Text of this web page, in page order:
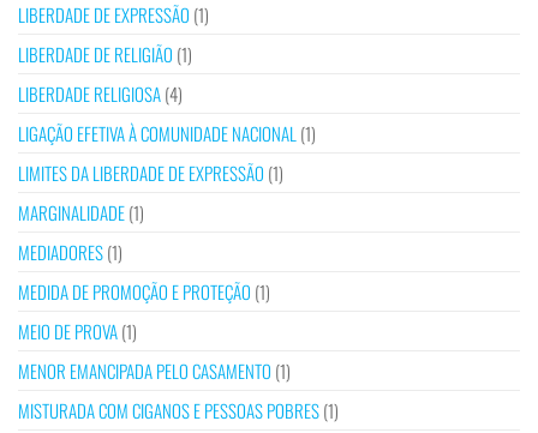
LIBERDADE DE EXPRESSÃO (1)
LIBERDADE DE RELIGIÃO (1)
LIBERDADE RELIGIOSA(4)
LIGAÇÃO EFETIVA À COMUNIDADE NACIONAL (1)
LIMITES DA LIBERDADE DE EXPRESSÃO (1)
MARGINALIDADE(1)
MEDIADORES(1)
MEDIDA DE PROMOÇÃO E PROTEÇÃO (1)
MEIO DE PROVA(1)
MENOR EMANCIPADA PELO CASAMENTO (1)
MISTURADA COM CIGANOS E PESSOAS POBRES(1)